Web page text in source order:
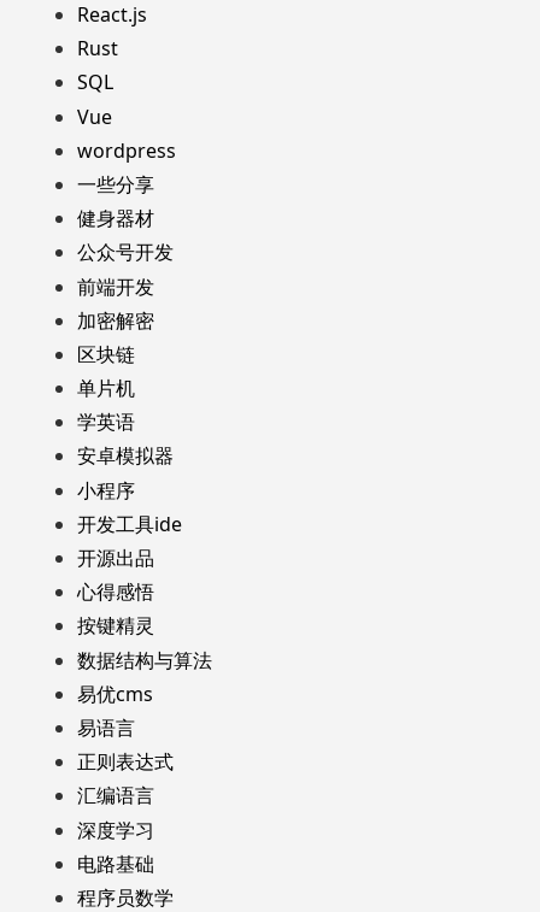
React.js
Rust
SQL
Vue
wordpress
一些分享
健身器材
公众号开发
前端开发
加密解密
区块链
单片机
学英语
安卓模拟器
小程序
开发工具ide
开源出品
心得感悟
按键精灵
数据结构与算法
易优cms
易语言
正则表达式
汇编语言
深度学习
电路基础
程序员数学